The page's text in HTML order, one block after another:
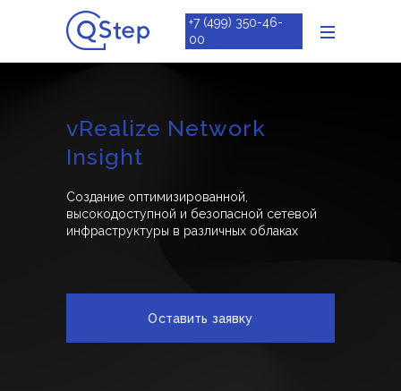
+7 (499) 350-46-
00
vRealize Network
Insight
Создание оптимизированной,
высокодоступной и безопасной сетевой
инфраструктуры в различных облаках
Оставить заявку